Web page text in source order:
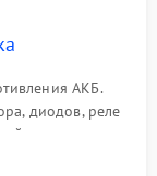
АКБ.
диодов, реле
поиск вздутых
плате.